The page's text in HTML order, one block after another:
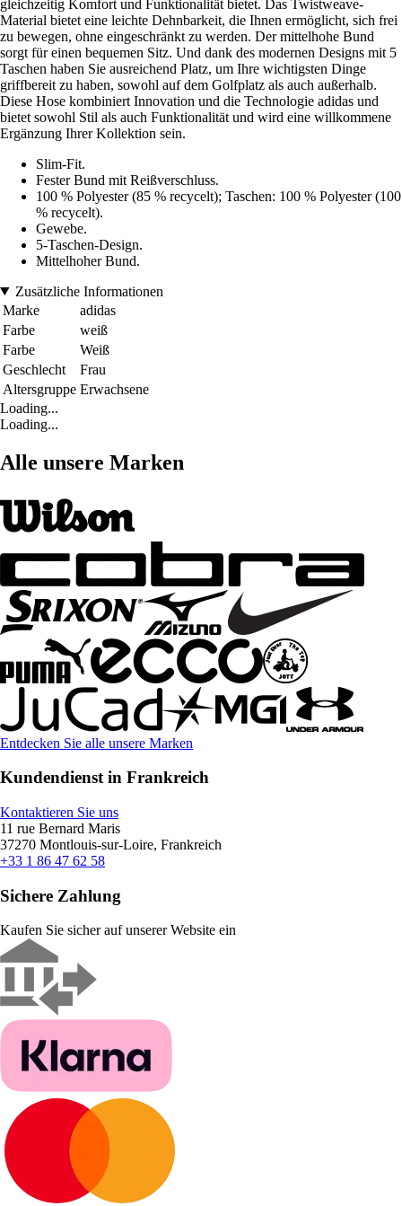
gleichzeitig Komfort und Funktionalität bietet. Das Twistweave-
Material bietet eine leichte Dehnbarkeit, die Ihnen ermöglicht, sich frei
zu bewegen, ohne eingeschränkt zu werden. Der mittelhohe Bund
sorgt für einen bequemen Sitz. Und dank des modernen Designs mit 5
Taschen haben Sie ausreichend Platz, um Ihre wichtigsten Dinge
griffbereit zu haben, sowohl auf dem Golfplatz als auch außerhalb.
Diese Hose kombiniert Innovation und die Technologie adidas und
bietet sowohl Stil als auch Funktionalität und wird eine willkommene
Ergänzung Ihrer Kollektion sein.
Slim-Fit.
Fester Bund mit Reißverschluss.
100 % Polyester (85 % recycelt); Taschen: 100 % Polyester (100
% recycelt).
Gewebe.
5-Taschen-Design.
Mittelhoher Bund.
Zusätzliche Informationen
Marke
adidas
Farbe
weiß
Farbe
Weiß
Geschlecht
Frau
Altersgruppe Erwachsene
Loading...
Loading...
Alle unsere Marken
Entdecken Sie alle unsere Marken
Kundendienst in Frankreich
Kontaktieren Sie uns
11 rue Bernard Maris
37270 Montlouis-sur-Loire, Frankreich
+33 1 86 47 62 58
Sichere Zahlung
Kaufen Sie sicher auf unserer Website ein